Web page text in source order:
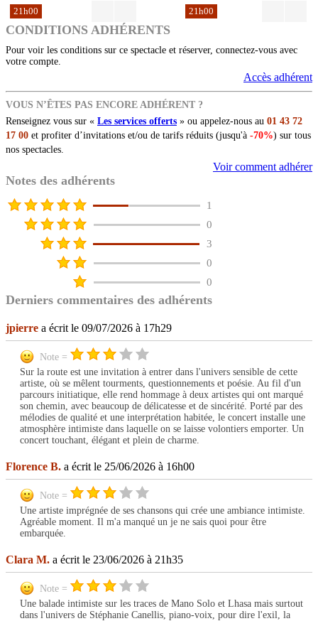
21h00 21h00
CONDITIONS ADHÉRENTS
Pour voir les conditions sur ce spectacle et réserver, connectez-vous avec
votre compte.
Accès adhérent
VOUS N’ÊTES PAS ENCORE ADHÉRENT ?
Renseignez vous sur « Les services offerts » ou appelez-nous au 01 43 72
17 00 et profiter d’invitations et/ou de tarifs réduits (jusqu'à -70%) sur tous
nos spectacles.
Voir comment adhérer
Notes des adhérents
1
0
3
0
0
Derniers commentaires des adhérents
jpierre a écrit le 09/07/2026 à 17h29
Note =
Sur la route est une invitation à entrer dans l'univers sensible de cette
artiste, où se mêlent tourments, questionnements et poésie. Au fil d'un
parcours initiatique, elle rend hommage à deux artistes qui ont marqué
son chemin, avec beaucoup de délicatesse et de sincérité. Porté par des
mélodies de qualité et une interprétation habitée, le concert installe une
atmosphère intimiste dans laquelle on se laisse volontiers emporter. Un
concert touchant, élégant et plein de charme.
Florence B. a écrit le 25/06/2026 à 16h00
Note =
Une artiste imprégnée de ses chansons qui crée une ambiance intimiste.
Agréable moment. Il m'a manqué un je ne sais quoi pour être
embarquée.
Clara M. a écrit le 23/06/2026 à 21h35
Note =
Une balade intimiste sur les traces de Mano Solo et Lhasa mais surtout
dans l'univers de Stéphanie Canellis, piano-voix, pour dire l'exil, la